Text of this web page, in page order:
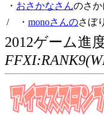
・ おさかなさんのさ
/ ・ monoさんのさぼ
2012ゲーム進